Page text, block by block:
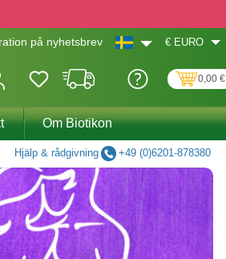
på nyhetsbrev € EURO
0,00 €
Om Biotikon
Hjälp & rådgivning +49 (0)6201-878380